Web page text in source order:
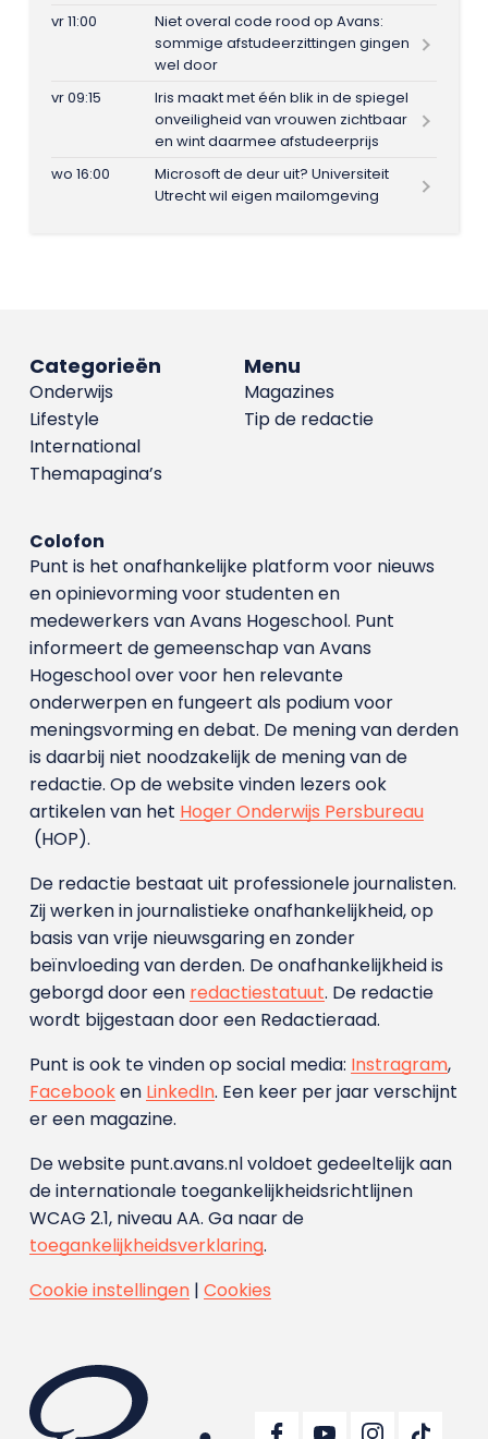
vr 11:00
Niet overal code rood op Avans:
sommige afstudeerzittingen gingen
wel door
vr 09:15
Iris maakt met één blik in de spiegel
onveiligheid van vrouwen zichtbaar
en wint daarmee afstudeerprijs
wo 16:00
Microsoft de deur uit? Universiteit
Utrecht wil eigen mailomgeving
Menu
Magazines
Tip de redactie
Categorieën
Onderwijs
Lifestyle
International
Themapagina’s
Colofon
Punt is het onafhankelijke platform voor nieuws
en opinievorming voor studenten en
medewerkers van Avans Hoge­school. Punt
informeert de gemeenschap van Avans
Hogeschool over voor hen relevante
onderwerpen en fungeert als podium voor
meningsvorming en debat. De mening van derden
is daarbij niet noodzakelijk de mening van de
redactie. Op de website vinden lezers ook
artikelen van het Hoger Onderwijs Persbureau
(HOP).
De redactie bestaat uit professionele journalisten.
Zij werken in journalistieke onafhankelijkheid, op
basis van vrije nieuwsgaring en zonder
beïnvloeding van derden. De onafhankelijkheid is
geborgd door een redactiestatuut. De redactie
wordt bijgestaan door een Redactieraad.
Punt is ook te vinden op social media: Instragram,
Facebooken LinkedIn. Een keer per jaar verschijnt
er een magazine.
De website punt.avans.nl voldoet gedeeltelijk aan
de internationale toegankelijkheidsrichtlijnen
WCAG 2.1, niveau AA. Ga naar de
toegankelijkheidsverklaring.
Cookie instellingen| Cookies